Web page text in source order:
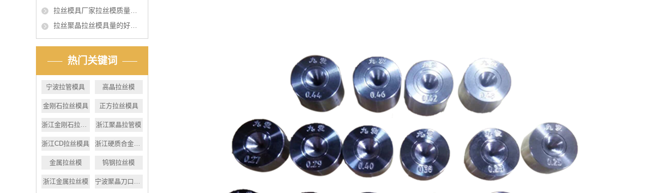
拉丝模具厂家拉丝模质量很重要
拉丝聚晶拉丝模具量的好坏的影响
热门关键词
宁波拉管模具 高晶拉丝模
金刚石拉丝模具 正方拉丝模具
浙江聚晶拉管模
浙江CD拉丝模具 浙江硬质合金拉丝模
金属拉丝模 钨钢拉丝模
浙江金属拉丝模